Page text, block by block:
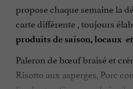
propose chaque semaine la
carte différente , toujours
produits de saison, locaux
Paleron de bœuf braisé et
Risotto aux asperges, Porc